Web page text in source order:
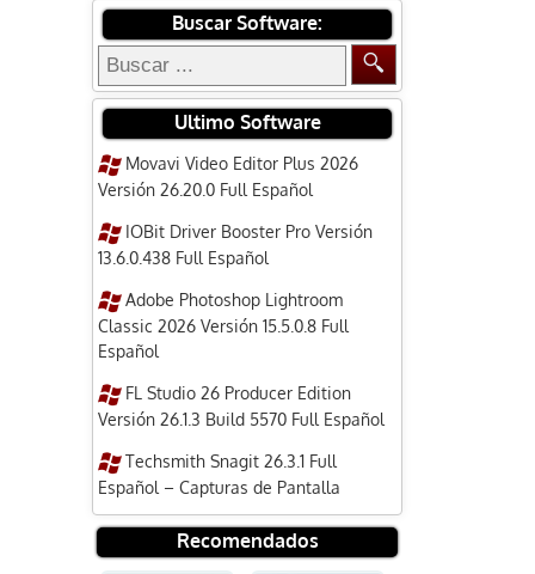
Buscar Software:
Ultimo Software
Movavi Video Editor Plus 2026
Versión 26.20.0 Full Español
IOBit Driver Booster Pro Versión
13.6.0.438 Full Español
Adobe Photoshop Lightroom
Classic 2026 Versión 15.5.0.8 Full
Español
FL Studio 26 Producer Edition
Versión 26.1.3 Build 5570 Full Español
Techsmith Snagit 26.3.1 Full
Español – Capturas de Pantalla
Recomendados